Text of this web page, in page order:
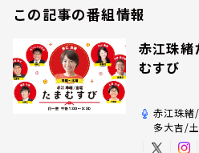
この記事の番組情報
赤江珠緒
むすび
赤江珠
多大吉/